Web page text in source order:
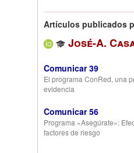
Artículos publicados
José-A.
Comunicar 39
El programa ConRed, una
evidencia
Comunicar 56
Programa «Asegúrate»:
factores de riesgo